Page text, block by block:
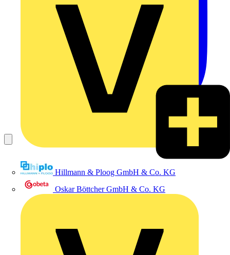
Hillmann & Ploog GmbH & Co. KG
Oskar Böttcher GmbH & Co. KG